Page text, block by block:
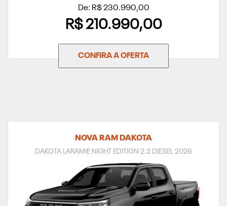
De: R$ 230.990,00
R$ 210.990,00
CONFIRA A OFERTA
NOVA RAM DAKOTA
DAKOTA LARAMIE NIGHT EDITION 2.2 DIESEL 2026